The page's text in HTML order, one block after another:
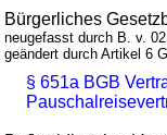
Bürgerliches
neugefasst durch B. v.
geändert durch Artikel 6
§ 651a BGB